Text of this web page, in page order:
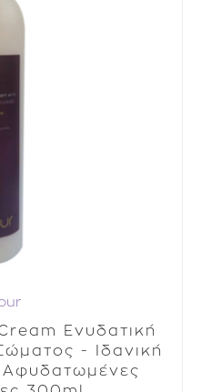
Ενυδατική
- Ιδανική